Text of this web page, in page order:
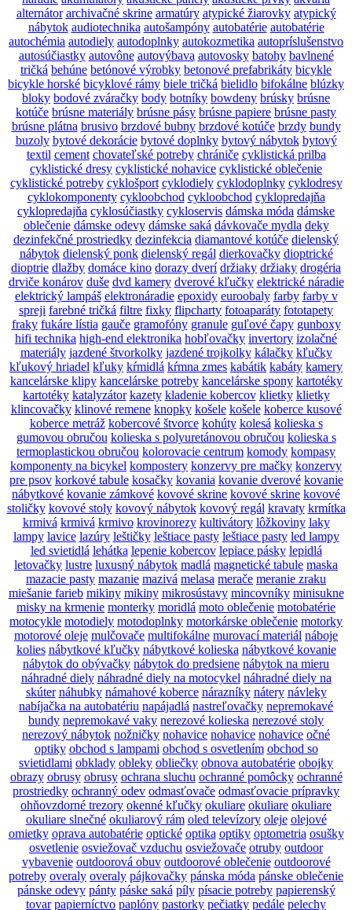
alternátor archivačné skrine armatúry atypické žiarovky atypický
nábytok audiotechnika autošampóny autobatérie autobatérie
autochémia autodiely autodoplnky autokozmetika autopríslušenstvo
autosúčiastky autovône autovýbava autovosky batohy bavlnené
tričká behúne betónové výrobky betonové prefabrikáty bicykle
bicykle horské bicyklové rámy biele tričká bielidlo bifokálne blúzky
bloky bodové zváračky body botníky bowdeny brúsky brúsne
kotúče brúsne materiály brúsne pásy brúsne papiere brúsne pasty
brúsne plátna brusivo brzdové bubny brzdové kotúče brzdy bundy
buzoly bytové dekorácie bytové doplnky bytový nábytok bytový
textil cement chovateľské potreby chrániče cyklistická prilba
cyklistické dresy cyklistické nohavice cyklistické oblečenie
cyklistické potreby cyklošport cyklodiely cyklodoplnky cyklodresy
cyklokomponenty cykloobchod cykloobchod cyklopredajňa
cyklopredajňa cyklosúčiastky cykloservis dámska móda dámske
oblečenie dámske odevy dámske saká dávkovače mydla deky
dezinfekčné prostriedky dezinfekcia diamantové kotúče dielenský
nábytok dielenský ponk dielenský regál dierkovačky dioptrické
dioptrie dlažby domáce kino dorazy dverí držiaky držiaky drogéria
drviče konárov duše dvd kamery dverové kľučky elektrické náradie
elektrický lampáš elektronáradie epoxidy euroobaly farby farby v
spreji farebné tričká filtre fixky flipcharty fotoaparáty fototapety
fraky fukáre lístia gauče gramofóny granule guľové čapy gunboxy
hifi technika high-end elektronika hobľovačky invertory izolačné
materiály jazdené štvorkolky jazdené trojkolky kálačky kľučky
kľukový hriadel kľuky kŕmidlá kŕmna zmes kabátik kabáty kamery
kancelárske klipy kancelárske potreby kancelárske spony kartotéky
kartotéky katalyzátor kazety kladenie kobercov klietky klietky
klincovačky klinové remene knopky košele košele koberce kusové
koberce metráž kobercové štvorce kohúty kolesá kolieska s
gumovou obručou kolieska s polyuretánovou obručou kolieska s
termoplastickou obručou kolorovacie centrum komody kompasy
komponenty na bicykel kompostery konzervy pre mačky konzervy
pre psov korkové tabule kosačky kovania kovanie dverové kovanie
nábytkové kovanie zámkové kovové skrine kovové skrine kovové
stoličky kovové stoly kovový nábytok kovový regál kravaty krmítka
krmivá krmivá krmivo krovinorezy kultivátory lôžkoviny laky
lampy lavice lazúry leštičky leštiace pasty leštiace pasty led lampy
led svietidlá lehátka lepenie kobercov lepiace pásky lepidlá
letovačky lustre luxusný nábytok madlá magnetické tabule maska
mazacie pasty mazanie mazivá melasa merače meranie zraku
miešanie farieb mikiny mikiny mikrosústavy mincovníky minisukne
misky na krmenie monterky moridlá moto oblečenie motobatérie
motocykle motodiely motodoplnky motorkárske oblečenie motorky
motorové oleje mulčovače multifokálne murovací materiál náboje
kolies nábytkové kľučky nábytkové kolieska nábytkové kovanie
nábytok do obývačky nábytok do predsiene nábytok na mieru
náhradné diely náhradné diely na motocykel náhradné diely na
skúter náhubky námahové koberce nárazníky nátery návleky
nabíjačka na autobatériu napájadlá nastreľovačky nepremokavé
bundy nepremokavé vaky nerezové kolieska nerezové stoly
nerezový nábytok nožničky nohavice nohavice nohavice očné
optiky obchod s lampami obchod s osvetlením obchod so
svietidlami obklady obleky obliečky obnova autobatérie obojky
obrazy obrusy obrusy ochrana sluchu ochranné pomôcky ochranné
prostriedky ochranný odev odmasťovače odmasťovacie prípravky
ohňovzdorné trezory okenné kľučky okuliare okuliare okuliare
okuliare slnečné okuliarový rám oled televízory oleje olejové
omietky oprava autobatérie optické optika optiky optometria osušky
osvetlenie osviežovač vzduchu osviežovače otruby outdoor
vybavenie outdoorová obuv outdoorové oblečenie outdoorové
potreby overaly overaly pájkovačky pánska móda pánske oblečenie
pánske odevy pánty páske saká píly písacie potreby papierenský
tovar papierníctvo paplóny pastorky pečiatky pedále pelechy